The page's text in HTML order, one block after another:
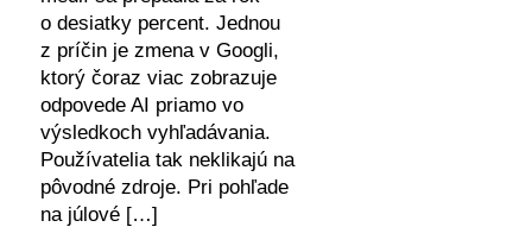
o desiatky percent. Jednou
z príčin je zmena v Googli,
ktorý čoraz viac zobrazuje
odpovede AI priamo vo
výsledkoch vyhľadávania.
Používatelia tak neklikajú na
pôvodné zdroje. Pri pohľade
na júlové […]